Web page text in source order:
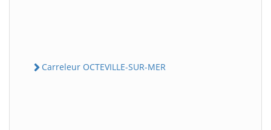
Carreleur OCTEVILLE-SUR-MER